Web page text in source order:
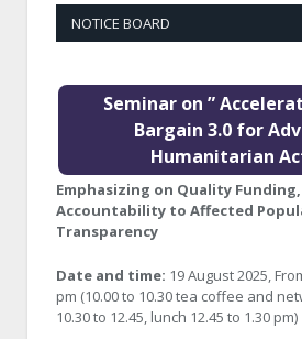
NOTICE BOARD
Seminar on ”
Bargain 3.0 for
Humanitarian
Emphasizing on Quality
Accountability to Affected
Transparency
Date and time: 19 August 2025,
pm (10.00 to 10.30 tea coffee and
10.30 to 12.45, lunch 12.45 to 1.30 pm)